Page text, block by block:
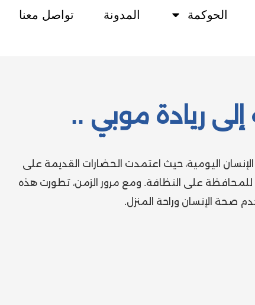
الحوكمة المدونة تواصل معنا
إلى ريادة موبي ..
اليومية، حيث اعتمدت الحضارات القديمة على
للمحافظة على النظافة. ومع مرور الزمن، تطورت هذه
صحة الإنسان وراحة المنزل.